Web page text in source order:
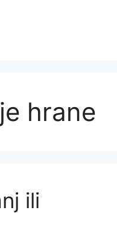
hrane
ili